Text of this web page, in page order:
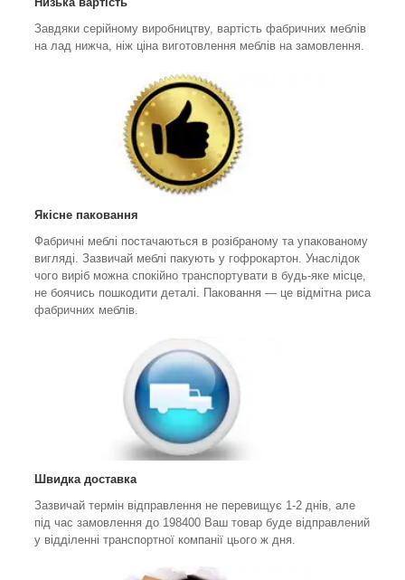
Завдяки серійному виробництву, вартість фабричних меблів
на лад нижча, ніж ціна виготовлення меблів на замовлення.
Якісне паковання
Фабричні меблі постачаються в розібраному та упакованому
вигляді. Зазвичай меблі пакують у гофрокартон. Унаслідок
чого виріб можна спокійно транспортувати в будь-яке місце,
не боячись пошкодити деталі. Паковання — це відмітна риса
фабричних меблів.
Швидка доставка
Зазвичай термін відправлення не перевищує 1-2 днів, але
під час замовлення до 198400 Ваш товар буде відправлений
у відділенні транспортної компанії цього ж дня.